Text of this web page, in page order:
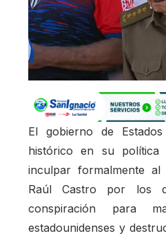
El gobierno de
histórico en su política
inculpar formalmente al
Raúl Castro por los
conspiración para
estadounidenses y